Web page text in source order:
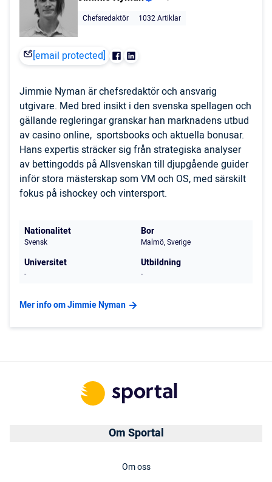
Chefsredaktör
1032 Artiklar
[email protected]
Jimmie Nyman är chefsredaktör och ansvarig
utgivare. Med bred insikt i den svenska spellagen och
gällande regleringar granskar han marknadens utbud
av casino online, sportsbooks och aktuella bonusar.
Hans expertis sträcker sig från strategiska analyser
av bettingodds på Allsvenskan till djupgående guider
inför stora mästerskap som VM och OS, med särskilt
fokus på ishockey och vintersport.
Nationalitet
Svensk
Bor
Malmö, Sverige
Universitet
-
Utbildning
-
Mer info om Jimmie Nyman
Om Sportal
Om oss